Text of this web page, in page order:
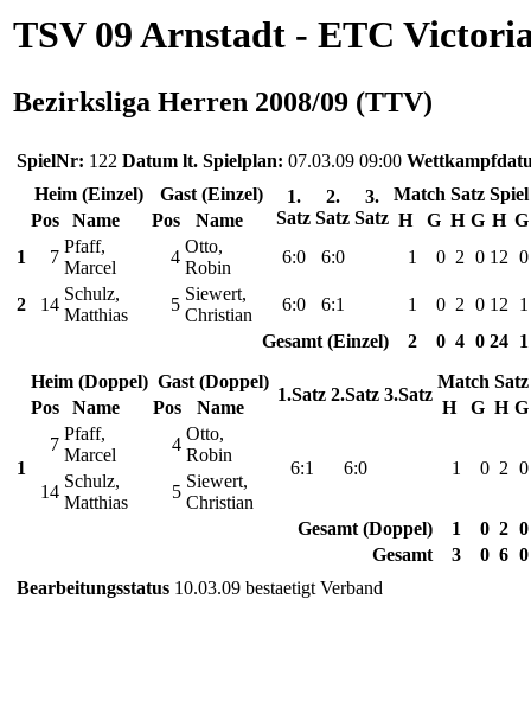
TSV 09 Arnstadt - ETC
Bezirksliga Herren 2008/09 (TTV)
SpielNr: 122 Datum lt. Spielplan: 07.03.09 09:00
Heim (Einzel)
Gast (Einzel)
1.
Satz
2.
Satz
3.
Satz
Match Satz Spiel
Pos
Name Pos Name H G H G H G
1
7
Pfaff,
Marcel
4
Otto,
Robin
6:0 6:0 1 0 2 0 12 0
2 14
Schulz,
Matthias
5
Siewert,
Christian
6:0 6:1 1 0 2 0 12
1
Gesamt (Einzel)
2 0 4 0 24 1
Heim (Doppel) Gast (Doppel)
1.Satz 2.Satz 3.Satz
Match Satz
Pos
Name Pos Name H G H G
1
7
Pfaff,
Marcel
4
Otto,
Robin
6:1 6:0 1 0 2 0
14
Schulz,
Matthias
5
Siewert,
Christian
Gesamt (Doppel)
1 0 2 0
Gesamt
3 0 6 0
Bearbeitungsstatus 10.03.09 bestaetigt Verband